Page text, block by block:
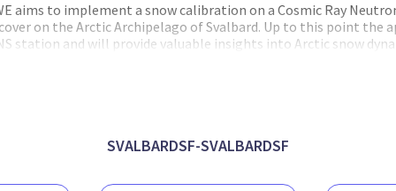
aims to implement a snow calibration on a Cosmic Ray
on the Arctic Archipelago of Svalbard. Up to this point the
station and will provide valuable insights into Arctic snow
for Arctic snow observations. Separating the snow signal
surface runoff water and permafrost, will pose a
of CRNS provide a resolution that matches most snow
SVALBARDSF-SVALBARDSF